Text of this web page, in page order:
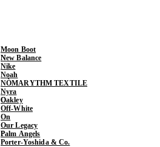
Moon Boot
New Balance
Nike
Noah
NÒMARYTHM TEXTILE
Nyra
Oakley
Off-White
On
Our Legacy
Palm Angels
Porter-Yoshida & Co.